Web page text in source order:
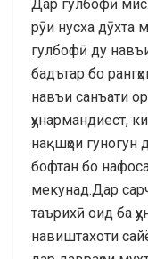
Дар гулбофӣ
рӯи нусха дӯхта
гулбофӣ ду
бадътар бо
навъи санъати
ҳунармандиест,
нақшҳои
бофтан бо
мекунад.Дар
таърихӣ оид ба
навиштаxоти